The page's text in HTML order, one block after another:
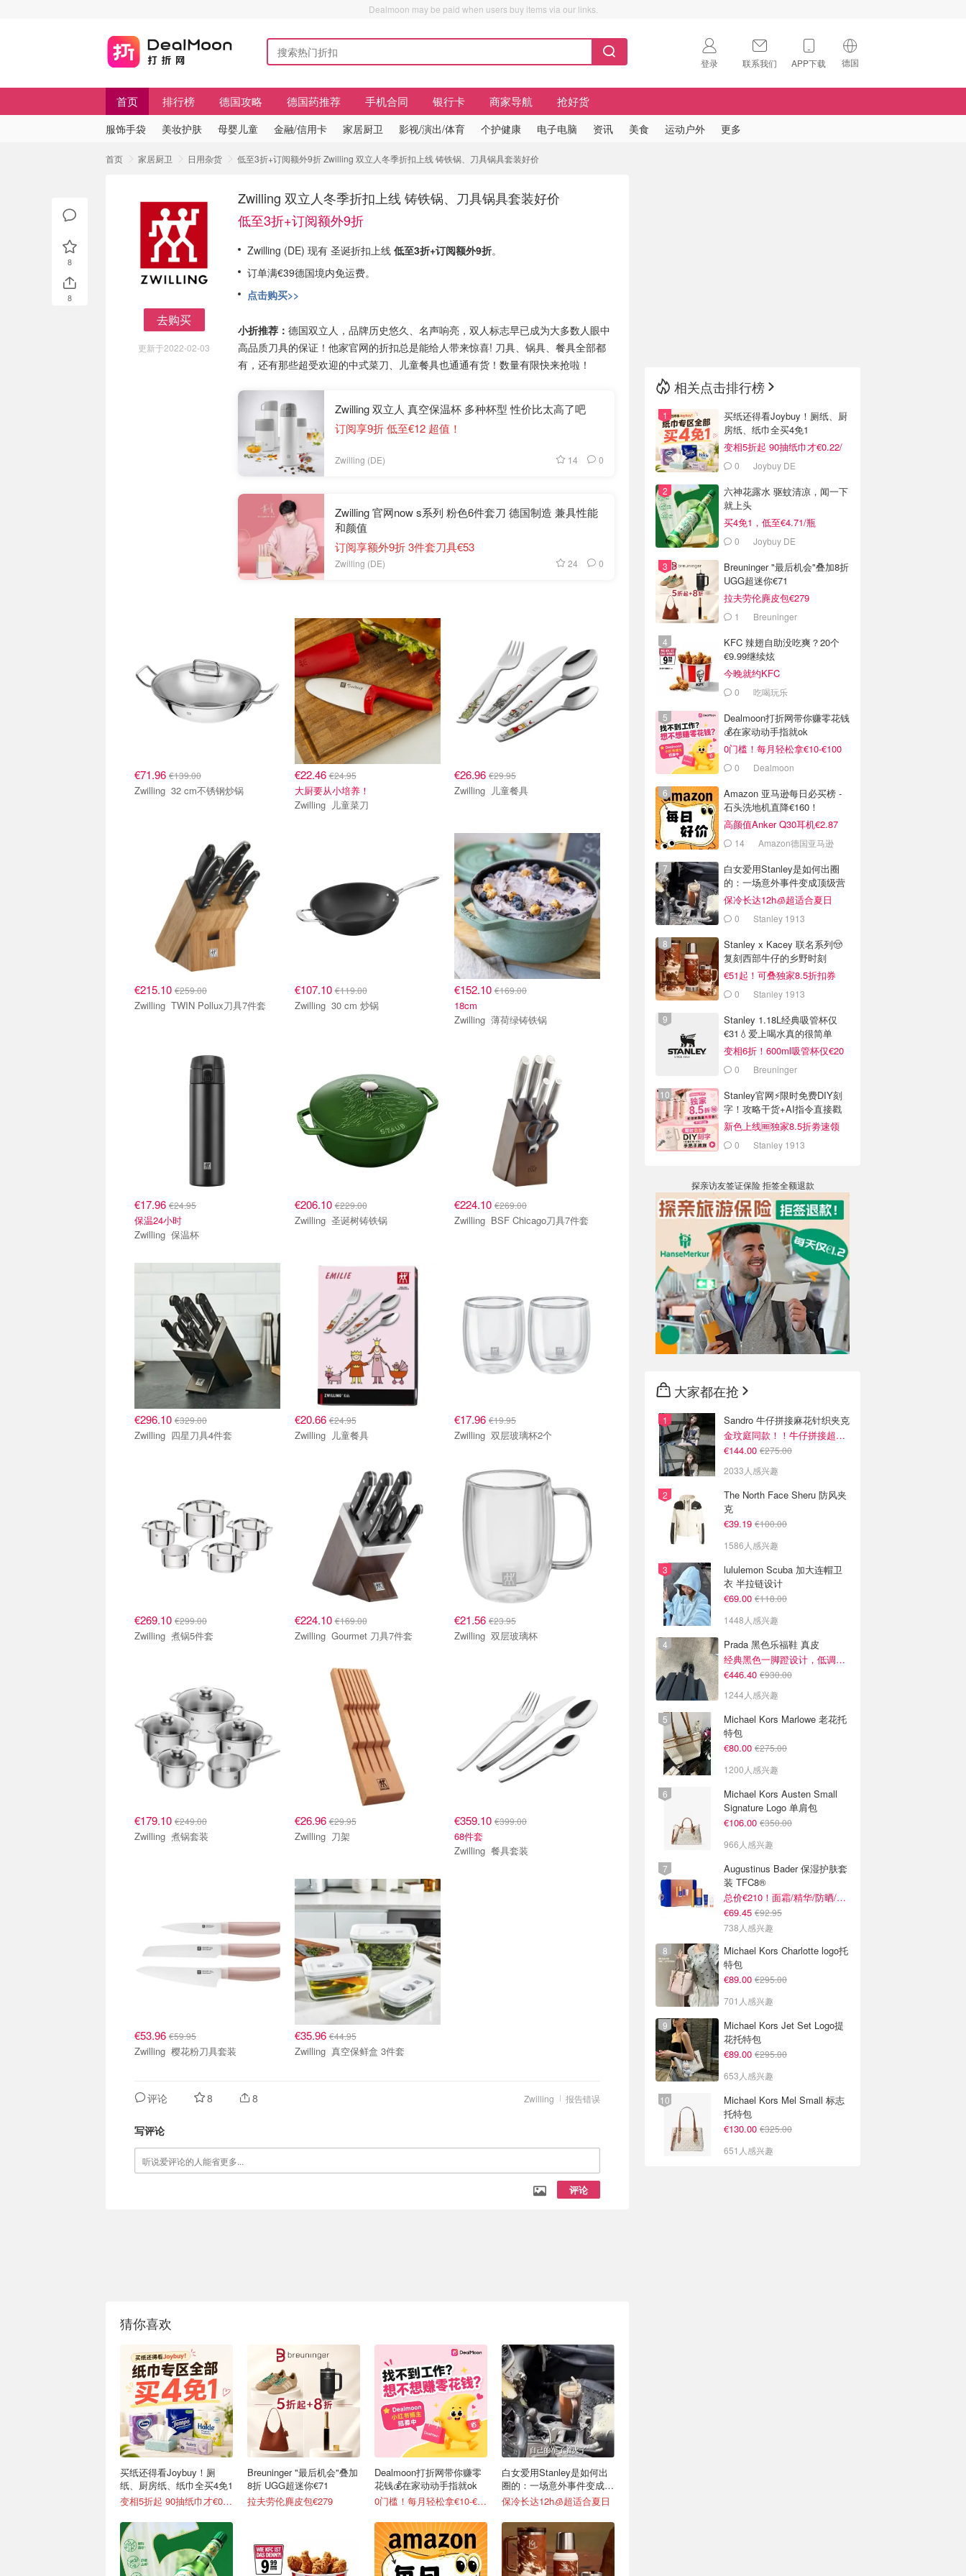
Dealmoon may be paid when users buy items via our links.
登录 联系我们 APP下载 德国
🇺🇸
首页 排行榜 德国攻略 德国药推荐 手机合同 银行卡 商家导航 抢好货
服饰手袋 美妆护肤 母婴儿童 金融/信用卡 家居厨卫 影视/演出/体育 个护健康 电子电脑 资讯 美食 运动户外 更多
首页 家居厨卫 日用杂货 低至3折+订阅额外9折 Zwilling 双立人冬季折扣上线 铸铁锅、刀具锅具套装好价
去购买
更新于2022-02-03
Zwilling 双立人冬季折扣上线 铸铁锅、刀具锅具套装好价
低至3折+订阅额外9折
Zwilling (DE) 现有 圣诞折扣上线 低至3折+订阅额外9折。
订单满€39德国境内免运费。
点击购买>>
小折推荐： 德国双立人，品牌历史悠久、名声响亮，双人标志早已成为大多数人眼中
高品质刀具的保证！他家官网的折扣总是能给人带来惊喜! 刀具、锅具、餐具全部都
有，还有那些超受欢迎的中式菜刀、儿童餐具也通通有货！数量有限快来抢啦！
Zwilling 双立人 真空保温杯 多种杯型 性价比太高了吧
订阅享9折 低至€12 超值！
Zwilling (DE) 14 0
Zwilling 官网now s系列 粉色6件套刀 德国制造 兼具性能
和颜值
订阅享额外9折 3件套刀具€53
Zwilling (DE) 24 0
€71.96 €139.00
Zwilling 32 cm不锈钢炒锅
€22.46€24.95
大厨要从小培养！
Zwilling 儿童菜刀
€26.96 €29.95
Zwilling 儿童餐具
€215.10 €259.00
Zwilling TWIN Pollux刀具7件套
€107.10€119.00
Zwilling 30 cm 炒锅
€152.10 €169.00
18cm
Zwilling 薄荷绿铸铁锅
€17.96 €24.95
保温24小时
Zwilling 保温杯
€206.10€229.00
Zwilling 圣诞树铸铁锅
€224.10 €269.00
Zwilling BSF Chicago刀具7件套
€296.10 €329.00
Zwilling 四星刀具4件套
€20.66€24.95
Zwilling 儿童餐具
€17.96 €19.95
Zwilling 双层玻璃杯2个
€269.10 €299.00
Zwilling 煮锅5件套
€224.10€169.00
Zwilling Gourmet 刀具7件套
€21.56 €23.95
Zwilling 双层玻璃杯
€179.10 €249.00
Zwilling 煮锅套装
€26.96€29.95
Zwilling 刀架
€359.10 €399.00
68件套
Zwilling 餐具套装
€53.96 €59.95
Zwilling 樱花粉刀具套装
€35.96€44.95
Zwilling 真空保鲜盒 3件套
报告错误
Zwilling
评论 8 8
写评论
评论
猜你喜欢
买纸还得看Joybuy！厕
纸、厨房纸、纸巾全买4免1
变相5折起 90抽纸巾才€0.22/包
Breuninger "最后机会"叠加
8折 UGG超迷你€71
拉夫劳伦麂皮包€279
Dealmoon打折网带你赚零
花钱💰在家动动手指就ok
0门槛！每月轻松拿€10-€100
白女爱用Stanley是如何出
圈的：一场意外事件变成顶
级营销案例
保冷长达12h🧊超适合夏日
8
8
相关点击排行榜
买纸还得看Joybuy！厕纸、厨
房纸、纸巾全买4免1
变相5折起 90抽纸巾才€0.22/
包 0 Joybuy DE
六神花露水 驱蚊清凉，闻一下
就上头
买4免1，低至€4.71/瓶
0 Joybuy DE
Breuninger "最后机会"叠加8折
UGG超迷你€71
拉夫劳伦麂皮包€279
1 Breuninger
KFC 辣翅自助没吃爽？20个
€9.99继续炫
今晚就约KFC
0 吃喝玩乐
Dealmoon打折网带你赚零花钱
💰在家动动手指就ok
0门槛！每月轻松拿€10-€100
0 Dealmoon
Amazon 亚马逊每日必买榜 -
石头洗地机直降€160！
高颜值Anker Q30耳机€2.87
14 Amazon德国亚马逊
白女爱用Stanley是如何出圈
的：一场意外事件变成顶级营
销案例
保冷长达12h🧊超适合夏日
0 Stanley 1913
Stanley x Kacey 联名系列🤠
复刻西部牛仔的乡野时刻
€51起！可叠独家8.5折扣券
0 Stanley 1913
Stanley 1.18L经典吸管杯仅
€31💧爱上喝水真的很简单
变相6折！600ml吸管杯仅€20
0 Breuninger
Stanley官网⚡️限时免费DIY刻
字！攻略干货+AI指令直接戳
新色上线🆓独家8.5折劵速领
0 Stanley 1913
探亲访友签证保险 拒签全额退款
大家都在抢
Sandro 牛仔拼接麻花针织夹克
金玟庭同款！！牛仔拼接超有层次感
€144.00 €275.00
2033人感兴趣
The North Face Sheru 防风夹
克
€39.19 €100.00
1586人感兴趣
lululemon Scuba 加大连帽卫
衣 半拉链设计
€69.00 €118.00
1448人感兴趣
Prada 黑色乐福鞋 真皮
经典黑色一脚蹬设计，低调百搭又高级
€446.40 €930.00
1244人感兴趣
Michael Kors Marlowe 老花托
特包
€80.00 €275.00
1200人感兴趣
Michael Kors Austen Small
Signature Logo 单肩包
€106.00 €350.00
966人感兴趣
Augustinus Bader 保湿护肤套
装 TFC8®
总价€210！面霜/精华/防晒/面膜
€69.45 €92.95
738人感兴趣
Michael Kors Charlotte logo托
特包
€89.00 €295.00
701人感兴趣
Michael Kors Jet Set Logo提
花托特包
€89.00 €295.00
653人感兴趣
Michael Kors Mel Small 标志
托特包
€130.00 €325.00
651人感兴趣